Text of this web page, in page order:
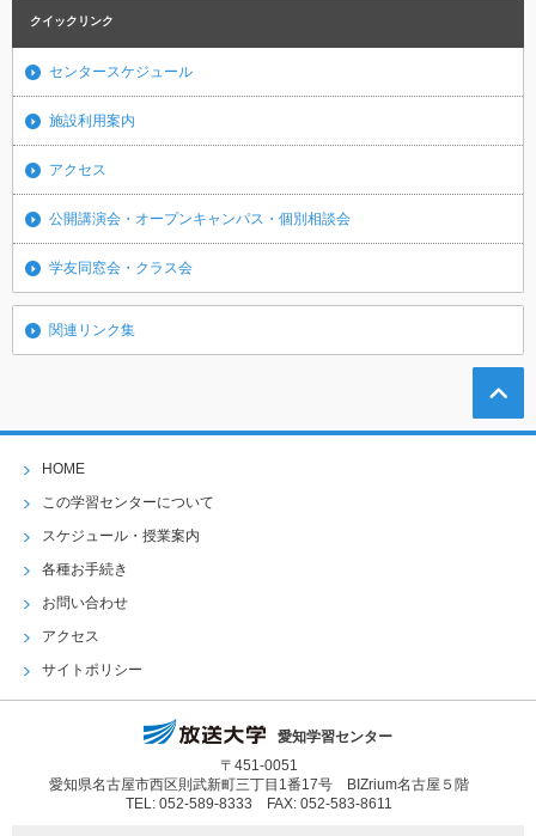
クイックリンク
センタースケジュール
施設利用案内
アクセス
公開講演会・オープンキャンパス・個別相談会
学友同窓会・クラス会
関連リンク集
HOME
この学習センターについて
スケジュール・授業案内
各種お手続き
お問い合わせ
アクセス
サイトポリシー
愛知学習センター
〒451-0051
愛知県名古屋市西区則武新町三丁目1番17号 BIZrium名古屋５階
TEL: 052-589-8333 FAX: 052-583-8611